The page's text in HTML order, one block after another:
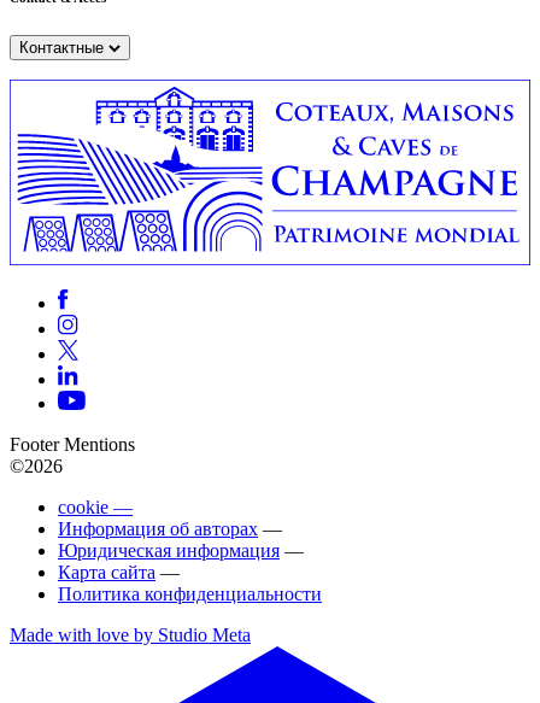
Контактные
Footer Mentions
©2026
cookie —
Информация об авторах —
Юридическая информация —
Карта сайта —
Политика конфиденциальности
Made with love by Studio Meta